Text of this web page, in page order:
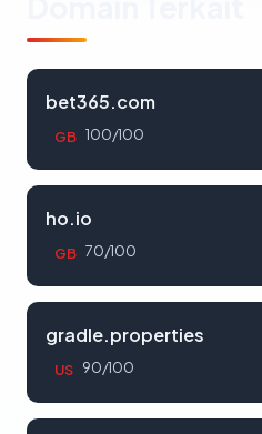
bet365.com
GB 100/100
ho.io
GB 70/100
gradle.properties
US 90/100